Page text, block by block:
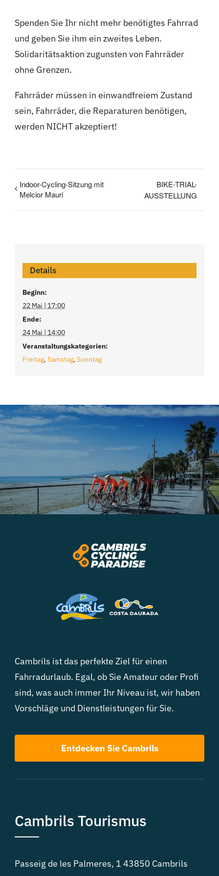
Gruppen
Spenden Sie Ihr nicht mehr benötigtes Fahrrad
und geben Sie ihm ein zweites Leben.
Solidaritätsaktion zugunsten von Fahrräder
ohne Grenzen.
Fahrräder müssen in einwandfreiem Zustand
sein, Fahrräder, die Reparaturen benötigen,
werden NICHT akzeptiert!
Indoor-Cycling-Sitzung mit
Melcior Mauri
BIKE-TRIAL-
AUSSTELLUNG
Details
Beginn:
22 Mai | 17:00
Ende:
24 Mai | 14:00
Veranstaltungskategorien:
Freitag, Samstag, Sonntag
Cambrils ist das perfekte Ziel für einen
Fahrradurlaub. Egal, ob Sie Amateur oder Profi
sind, was auch immer Ihr Niveau ist, wir haben
Vorschläge und Dienstleistungen für Sie.
Entdecken Sie Cambrils
Cambrils Tourismus
Passeig de les Palmeres, 1 43850 Cambrils